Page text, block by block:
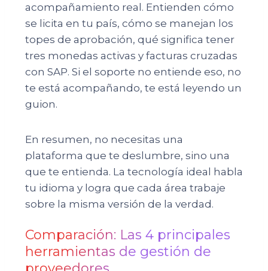
acompañamiento real. Entienden cómo
se licita en tu país, cómo se manejan los
topes de aprobación, qué significa tener
tres monedas activas y facturas cruzadas
con SAP. Si el soporte no entiende eso, no
te está acompañando, te está leyendo un
guion.
En resumen, no necesitas una
plataforma que te deslumbre, sino una
que te entienda. La tecnología ideal habla
tu idioma y logra que cada área trabaje
sobre la misma versión de la verdad.
Comparación: Las 4 principales
herramientas de gestión de